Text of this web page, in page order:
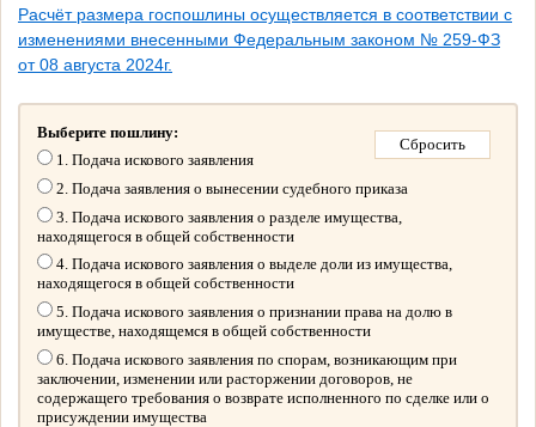
Расчёт размера госпошлины осуществляется в соответствии с
изменениями внесенными Федеральным законом № 259-ФЗ
от 08 августа 2024г.
Выберите пошлину:
1. Подача искового заявления
2. Подача заявления о вынесении судебного приказа
3. Подача искового заявления о разделе имущества,
находящегося в общей собственности
4. Подача искового заявления о выделе доли из имущества,
находящегося в общей собственности
5. Подача искового заявления о признании права на долю в
имуществе, находящемся в общей собственности
6. Подача искового заявления по спорам, возникающим при
заключении, изменении или расторжении договоров, не
содержащего требования о возврате исполненного по сделке или о
присуждении имущества